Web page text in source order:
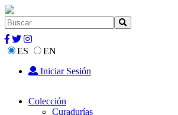
ES
EN
Iniciar Sesión
Colección
Curadurías